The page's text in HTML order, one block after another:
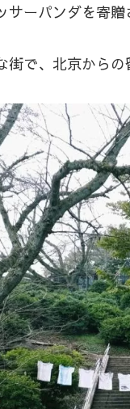
ーパンダを寄
街で、北京から